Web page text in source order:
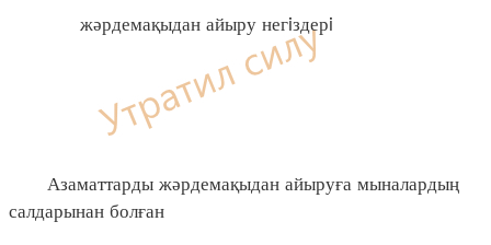
жәрдемақыдан айыру негiздерi
Азаматтарды жәрдемақыдан айыруға мыналардың
салдарынан болған